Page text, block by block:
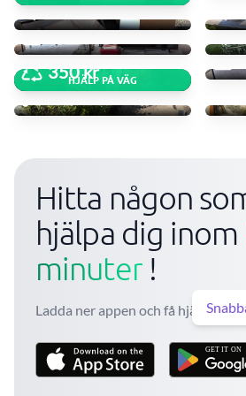
600 kr
0 kr
HJÄLP PÅ VÄG
Kartonger, påsar, diverse
350 kr
Trädgårdsarbete
500 kr
Stor
Hitta någon
hjälpa dig inom
minuter!
Ladda ner appen och få hjälp direkt